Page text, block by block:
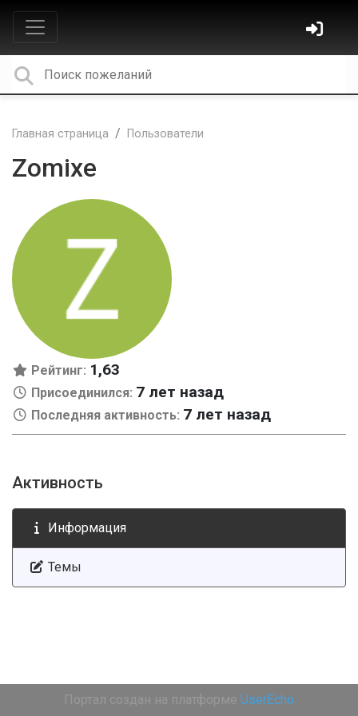
Главная страница Пользователи
Zomixe
Рейтинг: 1,63
Присоединился: 7 лет назад
Последняя активность: 7 лет назад
Активность
Информация
Темы
Портал создан на платформе UserEcho